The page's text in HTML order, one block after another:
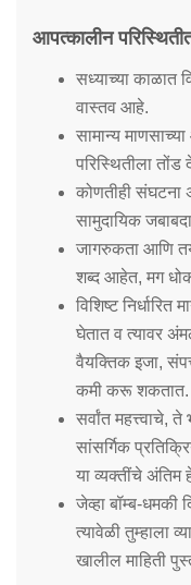
आपत्कालीन
सध्याच्या काळात
वास्तव आहे.
सामान्य
परिस्थितीला तोंड
कोणतीही
सामुदायिक
जागरुकता आणि
शब्द आहेत, मग
विशिष्ट
घेतात व त्यावर
वैयक्तिक इजा,
कमी करू शकतात.
सर्वांत महत्त्वाचे,
सांसर्गिक
या व्यक्तींचे
जेव्हा बॉम्ब-धमकी
त्यावेळी तुम्हाला
खालील माहिती